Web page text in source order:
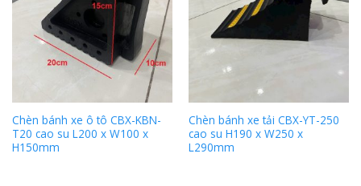
Chèn bánh xe ô tô CBX-KBN-
T20 cao su L200 x W100 x
H150mm
Chèn bánh xe tải CBX-YT-250
cao su H190 x W250 x
L290mm